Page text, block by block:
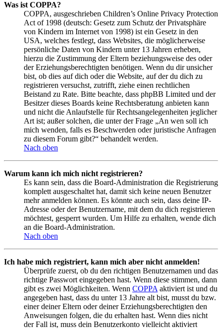
Was ist COPPA?
COPPA, ausgeschrieben Children’s Online Privacy Protection
Act of 1998 (deutsch: Gesetz zum Schutz der Privatsphäre
von Kindern im Internet von 1998) ist ein Gesetz in den
USA, welches festlegt, dass Websites, die möglicherweise
persönliche Daten von Kindern unter 13 Jahren erheben,
hierzu die Zustimmung der Eltern beziehungsweise des oder
der Erziehungsberechtigten benötigen. Wenn du dir unsicher
bist, ob dies auf dich oder die Website, auf der du dich zu
registrieren versuchst, zutrifft, ziehe einen rechtlichen
Beistand zu Rate. Bitte beachte, dass phpBB Limited und der
Besitzer dieses Boards keine Rechtsberatung anbieten kann
und nicht die Anlaufstelle für Rechtsangelegenheiten jeglicher
Art ist; außer solchen, die unter der Frage „An wen soll ich
mich wenden, falls es Beschwerden oder juristische Anfragen
zu diesem Forum gibt?“ behandelt werden.
Nach oben
Warum kann ich mich nicht registrieren?
Es kann sein, dass die Board-Administration die Registrierung
komplett ausgeschaltet hat, damit sich keine neuen Benutzer
mehr anmelden können. Es könnte auch sein, dass deine IP-
Adresse oder der Benutzername, mit dem du dich registrieren
möchtest, gesperrt wurden. Um Hilfe zu erhalten, wende dich
an die Board-Administration.
Nach oben
Ich habe mich registriert, kann mich aber nicht anmelden!
Überprüfe zuerst, ob du den richtigen Benutzernamen und das
richtige Passwort eingegeben hast. Wenn diese stimmen, dann
gibt es zwei Möglichkeiten. Wenn COPPA aktiviert ist und du
angegeben hast, dass du unter 13 Jahre alt bist, musst du bzw.
einer deiner Eltern oder deiner Erziehungsberechtigten den
Anweisungen folgen, die du erhalten hast. Wenn dies nicht
der Fall ist, muss dein Benutzerkonto vielleicht aktiviert